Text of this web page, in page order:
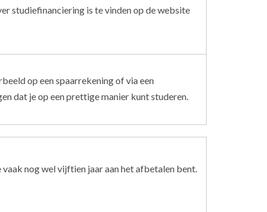
studiefinanciering is te vinden op de website
op een spaarrekening of via een
dat je op een prettige manier kunt studeren.
nog wel vijftien jaar aan het afbetalen bent.